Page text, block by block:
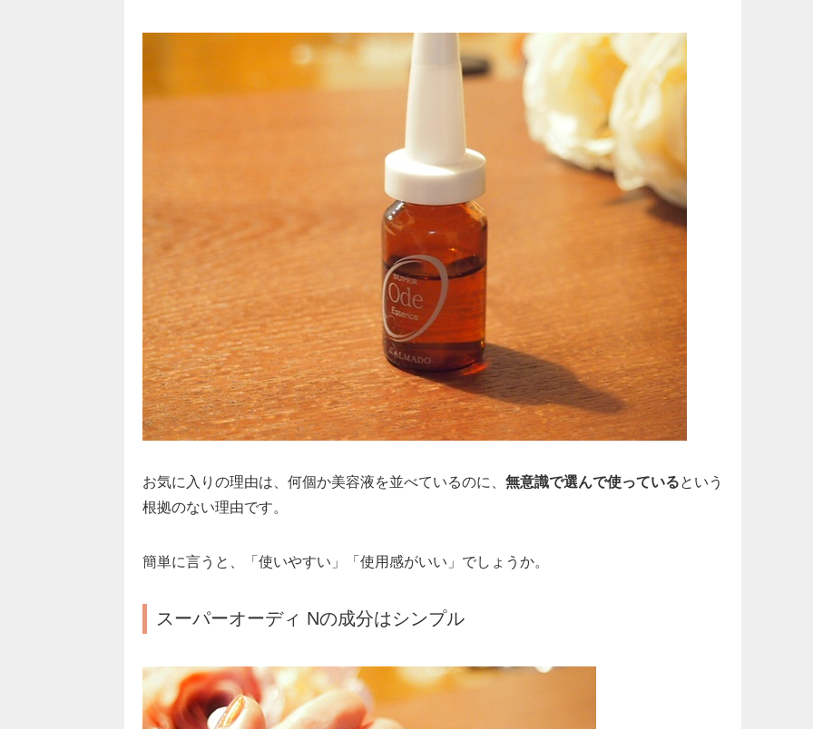
お気に入りの理由は、何個か美容液を並べているのに、 無意識で選んで使っているという
根拠のない理由です。
簡単に言うと、「使いやすい」「使用感がいい」でしょうか。
スーパーオーディ Nの成分はシンプル